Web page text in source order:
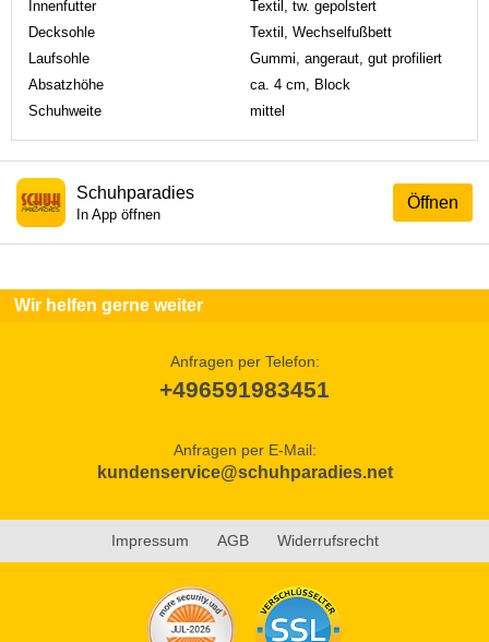
Innenfutter
Textil, tw. gepolstert
Decksohle
Textil, Wechselfußbett
Laufsohle
Gummi, angeraut, gut profiliert
Absatzhöhe
ca. 4 cm, Block
Schuhweite
mittel
Öffnen
Schuhparadies
In App öffnen
Wir helfen gerne weiter
Anfragen per Telefon:
+496591983451
Anfragen per E-Mail:
kundenservice@schuhparadies.net
Impressum AGB Widerrufsrecht